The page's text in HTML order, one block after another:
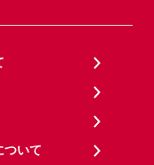
ついて